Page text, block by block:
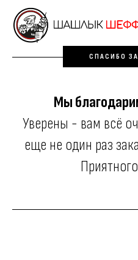
СПАСИБО
Мы
Уверены - вам всё
еще не один раз